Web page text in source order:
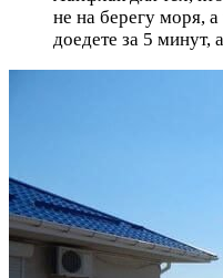
не на берегу моря,
доедете за 5 минут,